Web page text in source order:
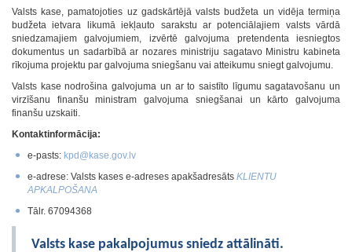
Valsts kase, pamatojoties uz gadskārtējā valsts budžeta un vidēja termiņa
budžeta ietvara likumā iekļauto sarakstu ar potenciālajiem valsts vārdā
sniedzamajiem galvojumiem, izvērtē galvojuma pretendenta iesniegtos
dokumentus un sadarbībā ar nozares ministriju sagatavo Ministru kabineta
rīkojuma projektu par galvojuma sniegšanu vai atteikumu sniegt galvojumu.
Valsts kase nodrošina galvojuma un ar to saistīto līgumu sagatavošanu un
virzīšanu finanšu ministram galvojuma sniegšanai un kārto galvojuma
finanšu uzskaiti.
Kontaktinformācija:
e-pasts: kpd@kase.gov.lv
e-adrese: Valsts kases e-adreses apakšadresāts KLIENTU
APKALPOŠANA
Tālr. 67094368
Valsts kase pakalpojumus sniedz attālināti.